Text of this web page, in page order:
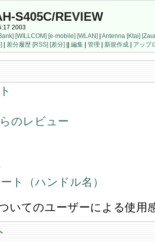
S405C/REVIEW
2003
[WILLCOM] [e-mobile] [WLAN] | Antenna [Ktai]
| 差分履歴 [RSS] [差分] || 編集 | 管理 | 新規作成 | アップ
のレビュー
ト（ハンドル名）
いてのユーザーによる使用